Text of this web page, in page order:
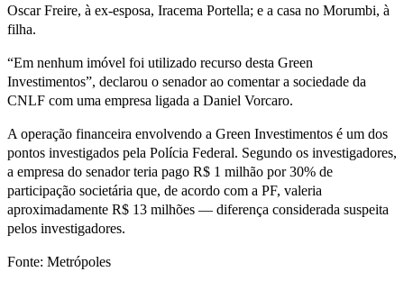
Oscar Freire, à ex-esposa, Iracema Portella; e a casa no Morumbi, à
filha.
“Em nenhum imóvel foi utilizado recurso desta Green
Investimentos”, declarou o senador ao comentar a sociedade da
CNLF com uma empresa ligada a Daniel Vorcaro.
A operação financeira envolvendo a Green Investimentos é um dos
pontos investigados pela Polícia Federal. Segundo os investigadores,
a empresa do senador teria pago R$ 1 milhão por 30% de
participação societária que, de acordo com a PF, valeria
aproximadamente R$ 13 milhões — diferença considerada suspeita
pelos investigadores.
Fonte: Metrópoles